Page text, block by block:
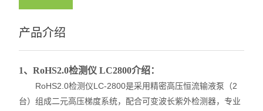
产品介绍
1、RoHS2.0检测仪 LC2800介绍：
RoHS2.0检测仪LC-2800是采用精密高压恒流输液泵（2
台）组成二元高压梯度系统，配合可变波长紫外检测器，专业